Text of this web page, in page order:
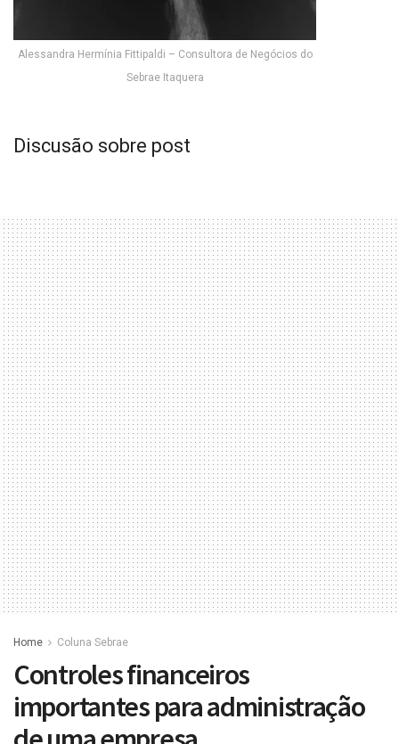
Alessandra Hermínia Fittipaldi – Consultora de Negócios do
Sebrae Itaquera
Discusão sobre post
Home Coluna Sebrae
Controles financeiros
importantes para administração